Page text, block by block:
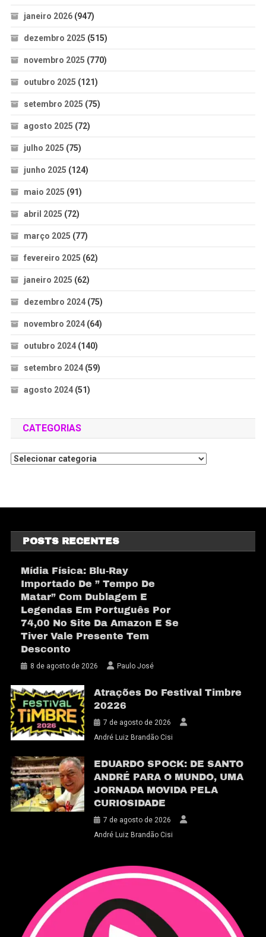
janeiro 2026(947)
dezembro 2025 (515)
novembro 2025 (770)
outubro 2025 (121)
setembro 2025 (75)
agosto 2025 (72)
julho 2025 (75)
junho 2025 (124)
maio 2025 (91)
abril 2025 (72)
março 2025 (77)
fevereiro 2025 (62)
janeiro 2025 (62)
dezembro 2024(75)
novembro 2024(64)
outubro 2024(140)
setembro 2024(59)
agosto 2024(51)
CATEGORIAS
POSTS RECENTES
Mídia Física: Blu-Ray
Importado De ” Tempo De
Matar” Com Dublagem E
Legendas Em Português Por
74,00 No Site Da Amazon E Se
Tiver Vale Presente Tem
Desconto
8 de agosto de 2026 Paulo José
Atrações Do Festival Timbre
20226
7 de agosto de 2026
André Luiz Brandão Cisi
EDUARDO SPOCK: DE SANTO
ANDRÉ PARA O MUNDO, UMA
JORNADA MOVIDA PELA
CURIOSIDADE
7 de agosto de 2026
André Luiz Brandão Cisi